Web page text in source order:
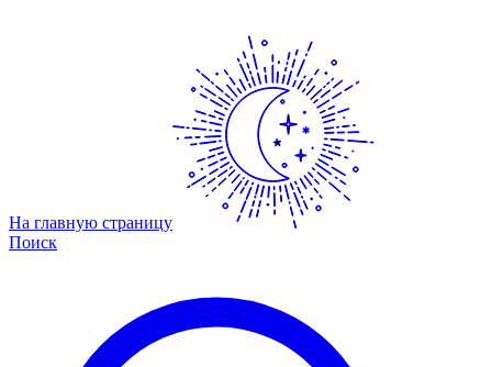
На главную страницу
Поиск